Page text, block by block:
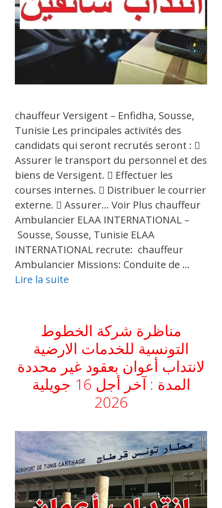
chauffeur Versigent – Enfidha, Sousse,
Tunisie Les principales activités des
candidats qui seront recrutés seront : 
Assurer le transport du personnel et des
biens de Versigent.  Effectuer les
courses internes.  Distribuer le courrier
externe.  Assurer… Voir Plus chauffeur
Ambulancier ELAA INTERNATIONAL –
Sousse, Sousse, Tunisie ELAA
INTERNATIONAL recrute: chauffeur
Ambulancier Missions: Conduite de …
Lire la suite
مناظرة شركة الخطوط
التونسية للخدمات الارضية
لانتداب أعوان بعقود غير محددة
المدة : آخر أجل 16 جويلية
2026